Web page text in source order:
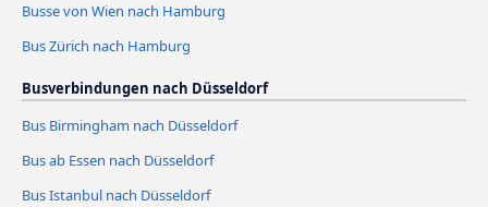
Busse von Wien nach Hamburg
Bus Zürich nach Hamburg
Busverbindungen nach Düsseldorf
Bus Birmingham nach Düsseldorf
Bus ab Essen nach Düsseldorf
Bus Istanbul nach Düsseldorf